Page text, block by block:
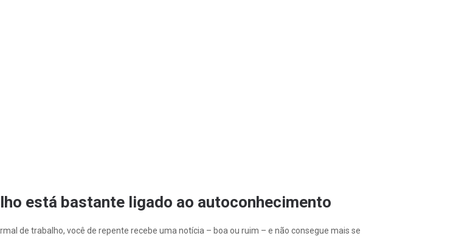
está bastante ligado ao autoconhecimento
de trabalho, você de repente recebe uma notícia – boa ou ruim – e não consegue mais se